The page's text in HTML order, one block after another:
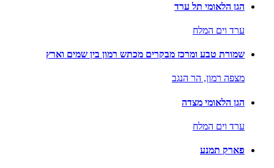
הגן הלאומי תל ערד
ערד וים המלח
שמורת טבע ומרכז מבקרים מכתש רמון בין שמים וארץ
מצפה רמון, הר הנגב
הגן הלאומי מצדה
ערד וים המלח
פארק תמנע